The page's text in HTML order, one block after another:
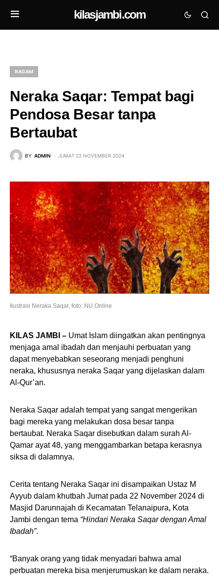
kilasjambi.com
RAGAM
Neraka Saqar: Tempat bagi
Pendosa Besar tanpa
Bertaubat
BY ADMIN JUMAT 22 NOVEMBER 2024
Ilustrasi Neraka Saqar, foto: NU Online
KILAS JAMBI – Umat Islam diingatkan akan pentingnya
menjaga amal ibadah dan menjauhi perbuatan yang
dapat menyebabkan seseorang menjadi penghuni
neraka, khususnya neraka Saqar yang dijelaskan dalam
Al-Qur’an.
Neraka Saqar adalah tempat yang sangat mengerikan
bagi mereka yang melakukan dosa besar tanpa
bertaubat. Neraka Saqar disebutkan dalam surah Al-
Qamar ayat 48, yang menggambarkan betapa kerasnya
siksa di dalamnya.
Cerita tentang Neraka Saqar ini disampaikan Ustaz M
Ayyub dalam khutbah Jumat pada 22 November 2024 di
Masjid Darunnajah di Kecamatan Telanaipura, Kota
Jambi dengan tema “Hindari Neraka Saqar dengan Amal
Ibadah”.
“Banyak orang yang tidak menyadari bahwa amal
perbuatan mereka bisa menjerumuskan ke dalam neraka.